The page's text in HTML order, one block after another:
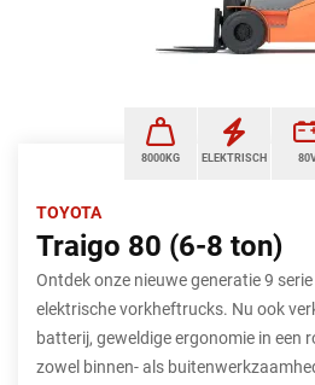
8000KG ELEKTRISCH
TOYOTA
Traigo 80 (6-8 ton)
Ontdek onze nieuwe generatie 9
elektrische vorkheftrucks. Nu ook
batterij, geweldige ergonomie in een
zowel binnen- als